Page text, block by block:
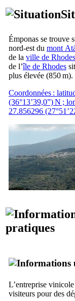
Émponas se trouve
nord-est du mont
de la ville de Rhodes
de l’île de Rhodes
plus élevée (850 m).
Coordonnées :
(36°13’39,0”) N ;
27.856296
pratiques
L’entreprise
visiteurs pour des